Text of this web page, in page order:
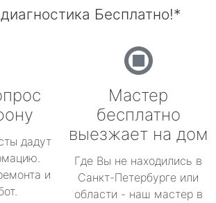
Бесплатно!*
дадут
и
Мастер
бесплатно
выезжает на дом
Где Вы не находились в
Санкт-Петербурге или
области - наш мастер в